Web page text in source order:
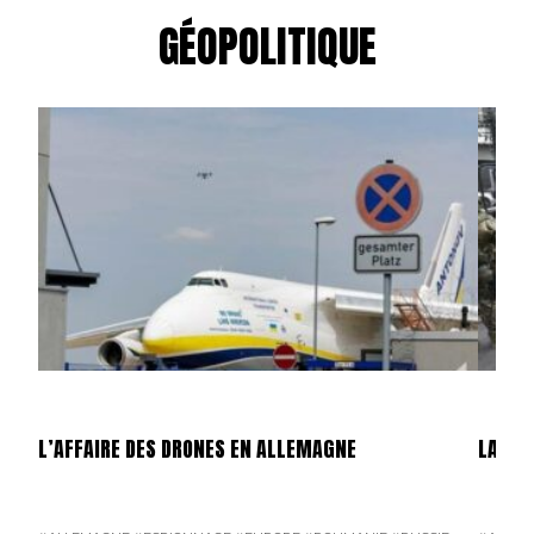
GÉOPOLITIQUE
L’AFFAIRE DES DRONES EN ALLEMAGNE LA